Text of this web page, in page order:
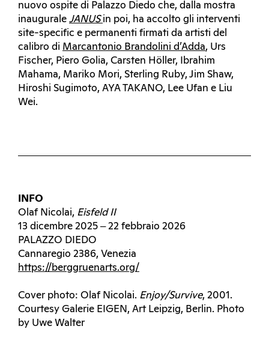
nuovo ospite di Palazzo Diedo che, dalla mostra
inaugurale JANUS in poi, ha accolto gli interventi
site-specific e permanenti firmati da artisti del
calibro di Marcantonio Brandolini d’Adda, Urs
Fischer, Piero Golia, Carsten Höller, Ibrahim
Mahama, Mariko Mori, Sterling Ruby, Jim Shaw,
Hiroshi Sugimoto, AYA TAKANO, Lee Ufan e Liu
Wei.
INFO
Olaf Nicolai, Eisfeld II
13 dicembre 2025 ‒ 22 febbraio 2026
PALAZZO DIEDO
Cannaregio 2386, Venezia
https://berggruenarts.org/
Cover photo: Olaf Nicolai. Enjoy/Survive, 2001.
Courtesy Galerie EIGEN, Art Leipzig, Berlin. Photo
by Uwe Walter